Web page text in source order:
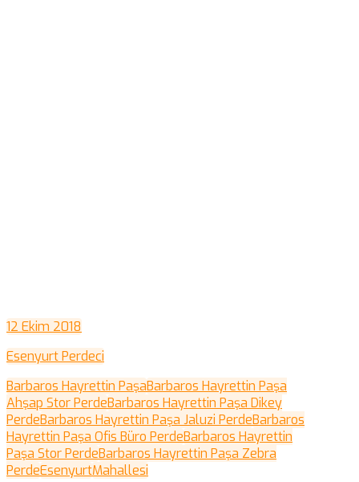
12 Ekim 2018
Esenyurt Perdeci
Barbaros Hayrettin PaşaBarbaros Hayrettin Paşa
Ahşap Stor PerdeBarbaros Hayrettin Paşa Dikey
PerdeBarbaros Hayrettin Paşa Jaluzi PerdeBarbaros
Hayrettin Paşa Ofis Büro PerdeBarbaros Hayrettin
Paşa Stor PerdeBarbaros Hayrettin Paşa Zebra
PerdeEsenyurtMahallesi